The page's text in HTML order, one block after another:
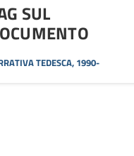
SUL
TEDESCA, 1990-